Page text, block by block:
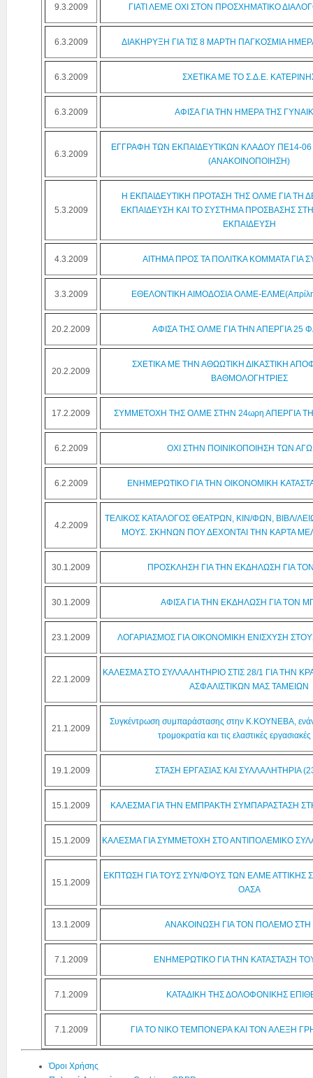
9.3.2009 ΓΙΑΤΙ ΛΕΜΕ ΟΧΙ ΣΤΟΝ ΠΡΟΣΧΗΜΑΤΙΚΟ
6.3.2009 ΔΙΑΚΗΡΥΞΗ ΓΙΑ ΤΙΣ 8 ΜΑΡΤΗ ΠΑΓΚΟΣΜΙΑ
6.3.2009 ΣΧΕΤΙΚΑ ΜΕ ΤΟ Σ.Δ.Ε.
6.3.2009 ΑΦΙΣΑ ΓΙΑ ΤΗΝ ΗΜΕΡΑ ΤΗΣ
6.3.2009
ΕΓΓΡΑΦΗ ΤΩΝ ΕΚΠΑΙΔΕΥΤΙΚΩΝ ΚΛΑΔΟΥ ΠΕ14-06
(ΑΝΑΚΟΙΝΟΠΟΙΗΣΗ)
5.3.2009
Η ΕΚΠΑΙΔΕΥΤΙΚΗ ΠΡΟΤΑΣΗ ΤΗΣ ΟΛΜΕ ΓΙΑ ΤΗ
ΕΚΠΑΙΔΕΥΣΗ ΚΑΙ ΤΟ ΣΥΣΤΗΜΑ ΠΡΟΣΒΑΣΗΣ
ΕΚΠΑΙΔΕΥΣΗ
4.3.2009 ΑΙΤΗΜΑ ΠΡΟΣ ΤΑ ΠΟΛΙΤΚΑ ΚΟΜΜΑΤΑ ΓΙΑ
3.3.2009 ΕΘΕΛΟΝΤΙΚΗ ΑΙΜΟΔΟΣΙΑ ΟΛΜΕ-
20.2.2009 ΑΦΙΣΑ ΤΗΣ ΟΛΜΕ ΓΙΑ ΤΗΝ ΑΠΕΡΓΙΑ 25
20.2.2009
ΣΧΕΤΙΚΑ ΜΕ ΤΗΝ ΑΘΩΩΤΙΚΗ ΔΙΚΑΣΤΙΚΗ
ΒΑΘΜΟΛΟΓΗΤΡΙΕΣ
17.2.2009 ΣΥΜΜΕΤΟΧΗ ΤΗΣ ΟΛΜΕ ΣΤΗΝ 24ωρη ΑΠΕΡΓΙΑ
6.2.2009 ΟΧΙ ΣΤΗΝ ΠΟΙΝΙΚΟΠΟΙΗΣΗ ΤΩΝ
6.2.2009 ΕΝΗΜΕΡΩΤΙΚΟ ΓΙΑ ΤΗΝ ΟΙΚΟΝΟΜΙΚΗ
4.2.2009
ΤΕΛΙΚΟΣ ΚΑΤΑΛΟΓΟΣ ΘΕΑΤΡΩΝ, ΚΙΝ/ΦΩΝ, ΒΙΒΛ/
ΜΟΥΣ. ΣΚΗΝΩΝ ΠΟΥ ΔΕΧΟΝΤΑΙ ΤΗΝ ΚΑΡΤΑ
30.1.2009 ΠΡΟΣΚΛΗΣΗ ΓΙΑ ΤΗΝ ΕΚΔΗΛΩΣΗ ΓΙΑ
30.1.2009 ΑΦΙΣΑ ΓΙΑ ΤΗΝ ΕΚΔΗΛΩΣΗ ΓΙΑ ΤΟΝ
23.1.2009 ΛΟΓΑΡΙΑΣΜΟΣ ΓΙΑ ΟΙΚΟΝΟΜΙΚΗ ΕΝΙΣΧΥΣΗ
22.1.2009
ΚΑΛΕΣΜΑ ΣΤΟ ΣΥΛΛΑΛΗΤΗΡΙΟ ΣΤΙΣ 28/1 ΓΙΑ ΤΗΝ
ΑΣΦΑΛΙΣΤΙΚΩΝ ΜΑΣ ΤΑΜΕΙΩΝ
21.1.2009
Συγκέντρωση συμπαράστασης στην Κ.ΚΟΥΝΕΒΑ,
τρομοκρατία και τις ελαστικές εργασιακές
19.1.2009 ΣΤΑΣΗ ΕΡΓΑΣΙΑΣ ΚΑΙ ΣΥΛΛΑΛΗΤΗΡΙΑ
15.1.2009 ΚΑΛΕΣΜΑ ΓΙΑ ΤΗΝ ΕΜΠΡΑΚΤΗ ΣΥΜΠΑΡΑΣΤΑΣΗ
15.1.2009 ΚΑΛΕΣΜΑ ΓΙΑ ΣΥΜΜΕΤΟΧΗ ΣΤΟ ΑΝΤΙΠΟΛΕΜΙΚΟ
15.1.2009
ΕΚΠΤΩΣΗ ΓΙΑ ΤΟΥΣ ΣΥΝ/ΦΟΥΣ ΤΩΝ ΕΛΜΕ ΑΤΤΙΚΗΣ
ΟΑΣΑ
13.1.2009 ΑΝΑΚΟΙΝΩΣΗ ΓΙΑ ΤΟΝ ΠΟΛΕΜΟ ΣΤΗ
7.1.2009 ΕΝΗΜΕΡΩΤΙΚΟ ΓΙΑ ΤΗΝ ΚΑΤΑΣΤΑΣΗ
7.1.2009 ΚΑΤΑΔΙΚΗ ΤΗΣ ΔΟΛΟΦΟΝΙΚΗΣ
7.1.2009 ΓΙΑ ΤΟ ΝΙΚΟ ΤΕΜΠΟΝΕΡΑ ΚΑΙ ΤΟΝ ΑΛΕΞΗ
Όροι Χρήσης